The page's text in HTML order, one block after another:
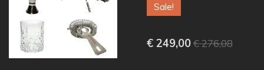
Sale!
€ 249,00€ 276,08